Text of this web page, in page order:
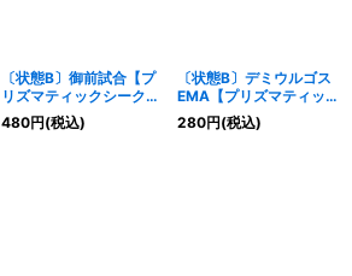
〔状態B〕御前試合【プ
リズマティックシークレ
ット】{LOCR-JP080}
《罠》
480円(税込)
〔状態B〕デミウルゴス
EMA【プリズマティッ
クシークレット】
{LOCR-JP019}《モンス
280円(税込)